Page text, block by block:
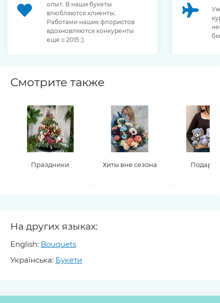
опыт. В наши букеты
влюбляются клиенты.
Работами наших флористов
вдохновляются конкуренты
еще с 2015 ;)
Смотрите также
Праздники Хиты вне сезона
На других языках:
English: Bouquets
Українська: Букети